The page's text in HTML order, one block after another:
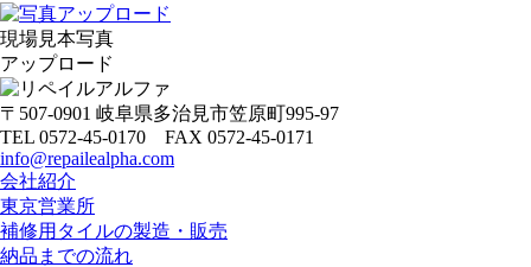
現場見本写真
アップロード
〒507-0901 岐阜県多治見市笠原町995-97
TEL 0572-45-0170 FAX 0572-45-0171
info@repailealpha.com
会社紹介
東京営業所
補修用タイルの製造・販売
納品までの流れ